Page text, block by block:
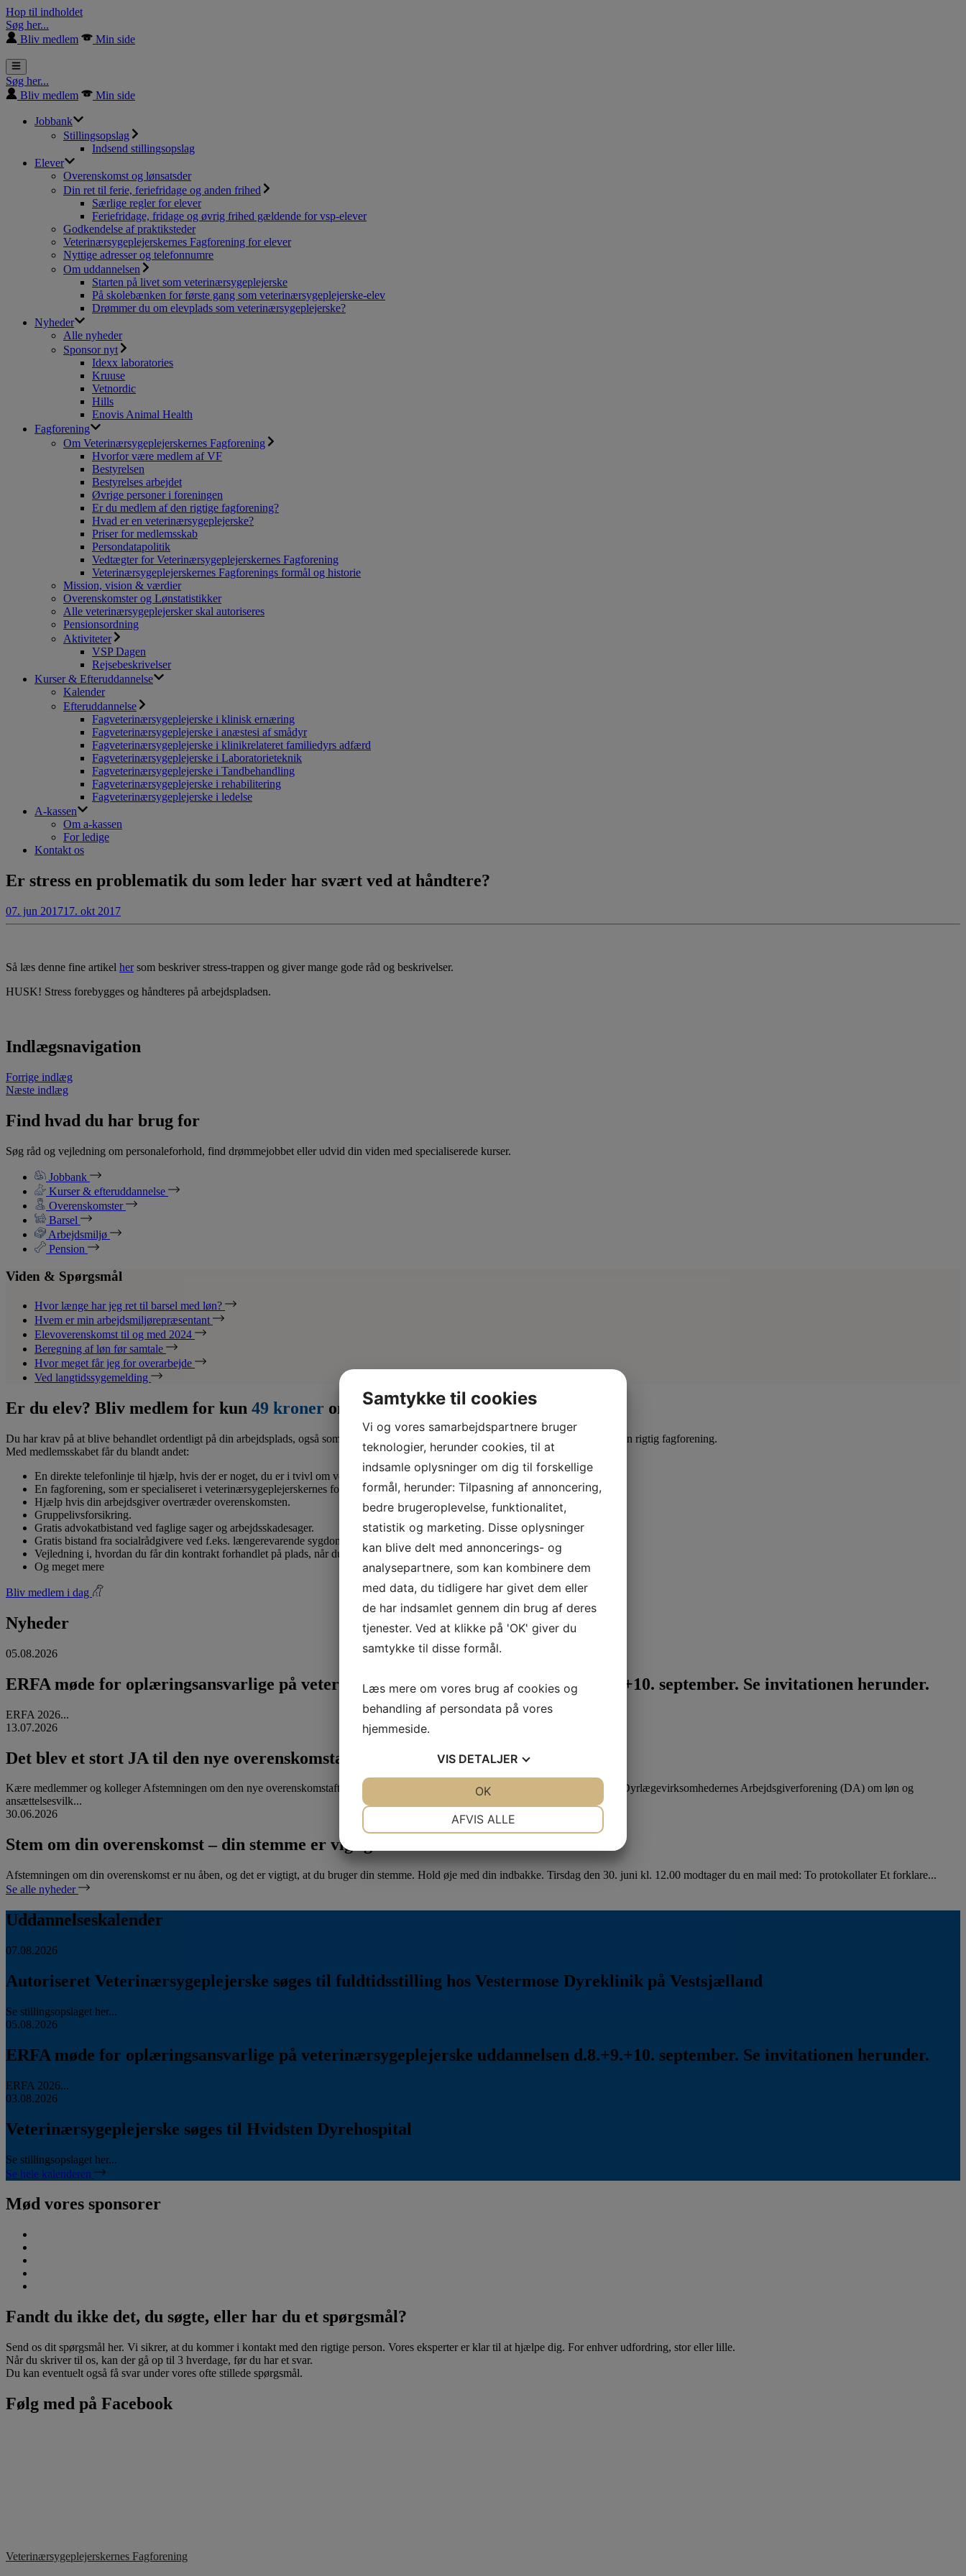
Hop til indholdet
Søg her...
Bliv medlem
Min side
Søg her...
Bliv medlem
Min side
Jobbank
Stillingsopslag
Indsend stillingsopslag
Elever
Overenskomst og lønsatsder
Din ret til ferie, feriefridage og anden frihed
Særlige regler for elever
Feriefridage, fridage og øvrig frihed gældende for vsp-elever
Godkendelse af praktiksteder
Veterinærsygeplejerskernes Fagforening for elever
Nyttige adresser og telefonnumre
Om uddannelsen
Starten på livet som veterinærsygeplejerske
På skolebænken for første gang som veterinærsygeplejerske-elev
Drømmer du om elevplads som veterinærsygeplejerske?
Nyheder
Alle nyheder
Sponsor nyt
Idexx laboratories
Kruuse
Vetnordic
Hills
Enovis Animal Health
Fagforening
Om Veterinærsygeplejerskernes Fagforening
Hvorfor være medlem af VF
Bestyrelsen
Bestyrelses arbejdet
Øvrige personer i foreningen
Er du medlem af den rigtige fagforening?
Hvad er en veterinærsygeplejerske?
Priser for medlemsskab
Persondatapolitik
Vedtægter for Veterinærsygeplejerskernes Fagforening
Veterinærsygeplejerskernes Fagforenings formål og historie
Mission, vision & værdier
Overenskomster og Lønstatistikker
Alle veterinærsygeplejersker skal autoriseres
Pensionsordning
Aktiviteter
VSP Dagen
Rejsebeskrivelser
Kurser & Efteruddannelse
Kalender
Efteruddannelse
Fagveterinærsygeplejerske i klinisk ernæring
Fagveterinærsygeplejerske i anæstesi af smådyr
Fagveterinærsygeplejerske i klinikrelateret familiedyrs adfærd
Fagveterinærsygeplejerske i Laboratorieteknik
Fagveterinærsygeplejerske i Tandbehandling
Fagveterinærsygeplejerske i rehabilitering
Fagveterinærsygeplejerske i ledelse
A-kassen
Om a-kassen
For ledige
Kontakt os
Er stress en problematik du som leder har svært ved at håndtere?
07. jun 201717. okt 2017
Så læs denne fine artikel hersom beskriver stress-trappen og giver mange gode råd og beskrivelser.
HUSK! Stress forebygges og håndteres på arbejdspladsen.
Indlægsnavigation
Forrige indlæg
Næste indlæg
Find hvad du har brug for
Søg råd og vejledning om personaleforhold, find drømmejobbet eller udvid din viden med specialiserede kurser.
Jobbank
Kurser & efteruddannelse
Overenskomster
Barsel
Arbejdsmiljø
Pension
Viden & Spørgsmål
Hvor længe har jeg ret til barsel med løn?
Hvem er min arbejdsmiljørepræsentant
Elevoverenskomst til og med 2024
Beregning af løn før samtale
Hvor meget får jeg for overarbejde
Ved langtidssygemelding
Er du elev? Bliv medlem for kun 49 kroner om måneden
Du har krav på at blive behandlet ordentligt på din arbejdsplads, også som lærling eller elev. Derfor er det en god idé at være medlem af en rigtig fagforening.
Med medlemsskabet får du blandt andet:
En direkte telefonlinje til hjælp, hvis der er noget, du er i tvivl om vedr. dine løn- og arbejdsforhold.
En fagforening, som er specialiseret i veterinærsygeplejerskernes forhold.
Hjælp hvis din arbejdsgiver overtræder overenskomsten.
Gruppelivsforsikring.
Gratis advokatbistand ved faglige sager og arbejdsskadesager.
Gratis bistand fra socialrådgivere ved f.eks. længerevarende sygdom.
Vejledning i, hvordan du får din kontrakt forhandlet på plads, når du skal have dit første job som uddannet veterinærsygeplejerske.
Og meget mere
Bliv medlem i dag
Nyheder
05.08.2026
ERFA møde for oplæringsansvarlige på veterinærsygeplejerske uddannelsen d.8.+9.+10. september. Se invitationen herunder.
ERFA 2026...
13.07.2026
Det blev et stort JA til den nye overenskomstaftale
Kære medlemmer og kolleger Afstemningen om den nye overenskomstaftale mellem Veterinærsygeplejerskernes Fagforening (VF) og Dyrlægevirksomhedernes Arbejdsgiverforening (DA) om løn og
ansættelsesvilk...
30.06.2026
Stem om din overenskomst – din stemme er vigtig!
Afstemningen om din overenskomst er nu åben, og det er vigtigt, at du bruger din stemme. Hold øje med din indbakke. Tirsdag den 30. juni kl. 12.00 modtager du en mail med: To protokollater Et forklare...
Se alle nyheder
Uddannelseskalender
07.08.2026
Autoriseret Veterinærsygeplejerske søges til fuldtidsstilling hos Vestermose Dyreklinik på Vestsjælland
Se stillingsopslaget her...
05.08.2026
ERFA møde for oplæringsansvarlige på veterinærsygeplejerske uddannelsen d.8.+9.+10. september. Se invitationen herunder.
ERFA 2026...
03.08.2026
Veterinærsygeplejerske søges til Hvidsten Dyrehospital
Se stillingsopslaget her...
Se hele kalenderen
Mød vores sponsorer
Fandt du ikke det, du søgte, eller har du et spørgsmål?
Send os dit spørgsmål her. Vi sikrer, at du kommer i kontakt med den rigtige person. Vores eksperter er klar til at hjælpe dig. For enhver udfordring, stor eller lille.
Når du skriver til os, kan der gå op til 3 hverdage, før du har et svar.
Du kan eventuelt også få svar under vores ofte stillede spørgsmål.
Følg med på Facebook
Veterinærsygeplejerskernes Fagforening
Samtykke til cookies
Vi og vores samarbejdspartnere bruger
teknologier, herunder cookies, til at
indsamle oplysninger om dig til forskellige
formål, herunder: Tilpasning af annoncering,
bedre brugeroplevelse, funktionalitet,
statistik og marketing. Disse oplysninger
kan blive delt med annoncerings- og
analysepartnere, som kan kombinere dem
med data, du tidligere har givet dem eller
de har indsamlet gennem din brug af deres
tjenester. Ved at klikke på 'OK' giver du
samtykke til disse formål.
Læs mere om vores brug af cookies og
behandling af persondata på vores
hjemmeside.
VIS DETALJER
AFVIS ALLE
OK